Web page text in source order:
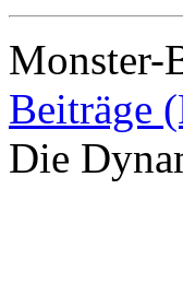
Monster-
Beiträge
Die